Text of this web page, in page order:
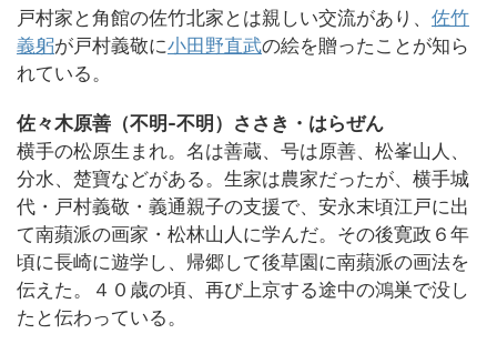
戸村家と角館の佐竹北家とは親しい交流があり、 佐竹
義躬が戸村義敬に小田野直武の絵を贈ったことが知ら
れている。
佐々木原善（不明-不明）ささき・はらぜん
横手の松原生まれ。名は善蔵、号は原善、松峯山人、
分水、楚寶などがある。生家は農家だったが、横手城
代・戸村義敬・義通親子の支援で、安永末頃江戸に出
て南蘋派の画家・松林山人に学んだ。その後寛政６年
頃に長崎に遊学し、帰郷して後草園に南蘋派の画法を
伝えた。４０歳の頃、再び上京する途中の鴻巣で没し
たと伝わっている。